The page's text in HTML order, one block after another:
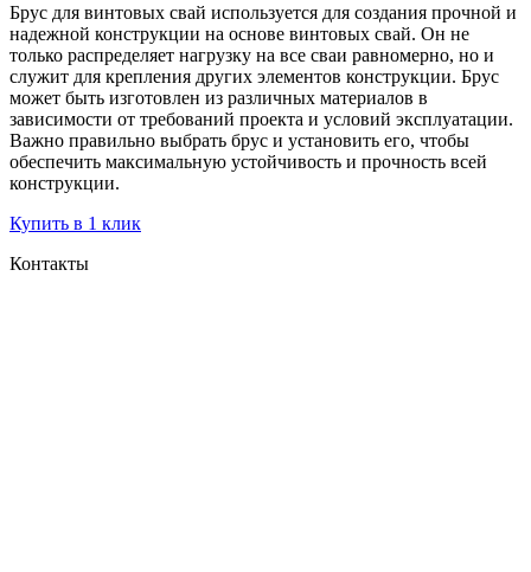
Брус для винтовых свай используется для создания прочной и
надежной конструкции на основе винтовых свай. Он не
только распределяет нагрузку на все сваи равномерно, но и
служит для крепления других элементов конструкции. Брус
может быть изготовлен из различных материалов в
зависимости от требований проекта и условий эксплуатации.
Важно правильно выбрать брус и установить его, чтобы
обеспечить максимальную устойчивость и прочность всей
конструкции.
Купить в 1 клик
Контакты